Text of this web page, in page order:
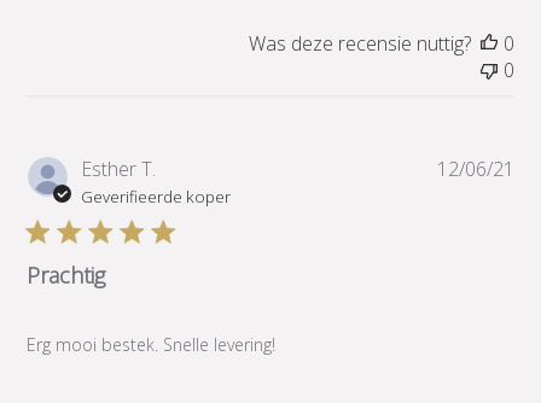
Was deze recensie nuttig?
0
0
Esther T.
Geverifieerde koper
Prachtig
Erg mooi bestek. Snelle levering!
12/06/21